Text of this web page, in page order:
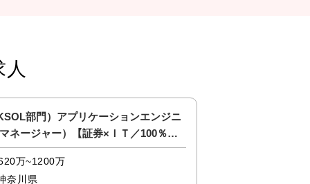
部門）アプリケーションエンジニ
ネージャー）【証券×ＩＴ／100％自
契約】
万~1200万
奈川県